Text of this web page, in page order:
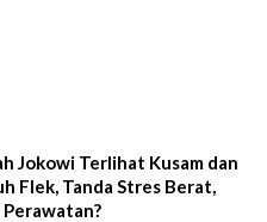
Jokowi Terlihat Kusam dan
Flek, Tanda Stres Berat,